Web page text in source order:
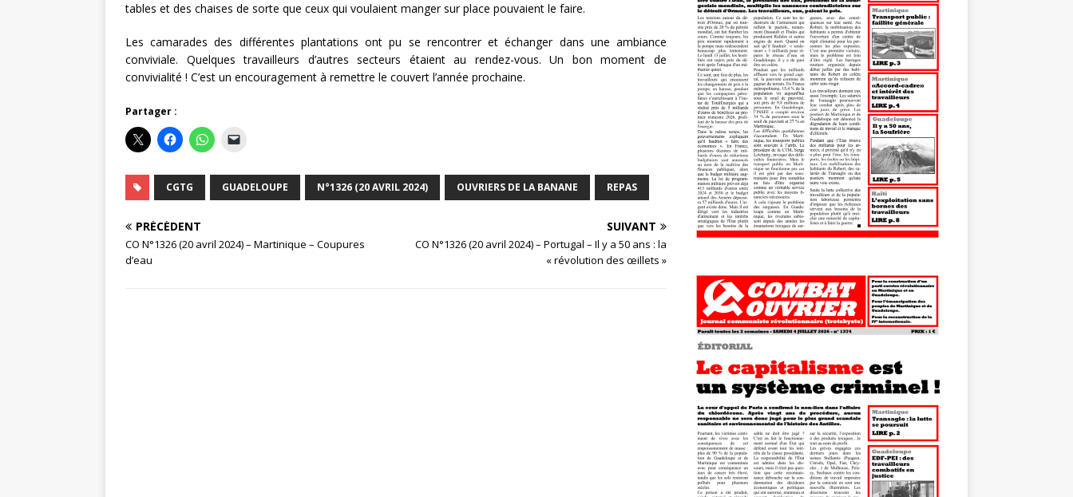
tables et des chaises de sorte que ceux qui voulaient manger sur place pouvaient le faire.
Les camarades des différentes plantations ont pu se rencontrer et échanger dans une ambiance
conviviale. Quelques travailleurs d’autres secteurs étaient au rendez-vous. Un bon moment de
convivialité ! C’est un encouragement à remettre le couvert l’année prochaine.
Partager :
CGTG GUADELOUPE N°1326 (20 AVRIL 2024) OUVRIERS DE LA BANANE REPAS
PRÉCÉDENT
CO N°1326 (20 avril 2024) – Martinique – Coupures
d’eau
SUIVANT
CO N°1326 (20 avril 2024) – Portugal – Il y a 50 ans : la
« révolution des œillets »